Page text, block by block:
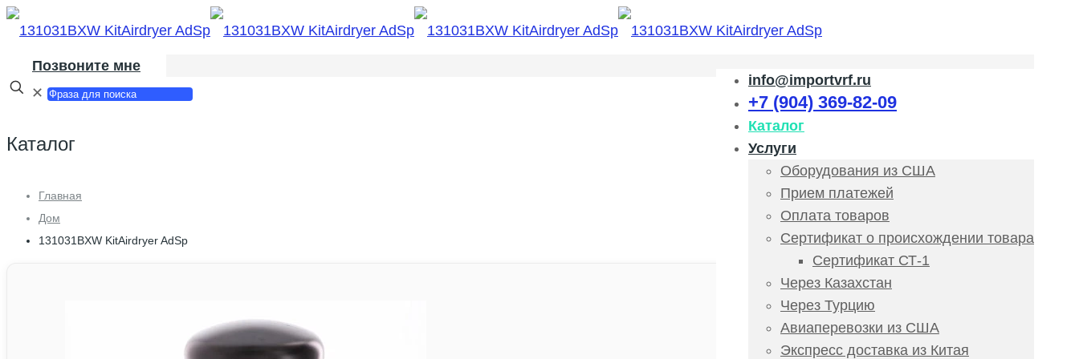
info@importvrf.ru
+7 (904) 369-82-09
Каталог
Услуги
Оборудования из США
Прием платежей
Оплата товаров
Сертификат о происхождении товара
Сертификат СТ-1
Через Казахстан
Через Турцию
Авиаперевозки из США
Экспресс доставка из Китая
Позвоните мне
✕
Каталог
Главная
Дом
131031BXW KitAirdryer AdSp